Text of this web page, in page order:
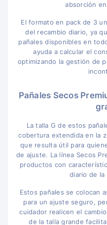
absorción
El formato en pack de 3
del recambio diario, ya
pañales disponibles en
ayuda a calcular el
optimizando la gestión de
Pañales Secos
La talla G de estos
cobertura extendida en la
que resulta útil para
de ajuste. La línea Secos
productos con
diario de la
Estos pañales se colocan
para un ajuste seguro,
cuidador realicen el
de la talla grande